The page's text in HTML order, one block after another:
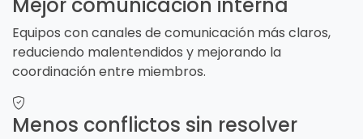
Equipos con canales de comunicación más claros,
reduciendo malentendidos y mejorando la
coordinación entre miembros.
Menos conflictos sin resolver